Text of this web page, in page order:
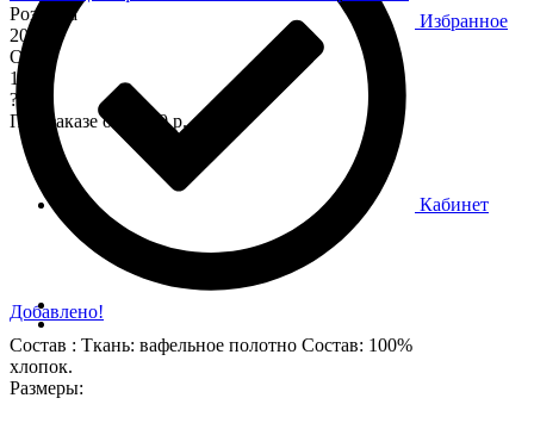
Добавлено!
Состав : Ткань: вафельное полотно Состав: 100%
хлопок.
Размеры:
Розница
200
Опт
170
?
При заказе от 7 000 р.
Избранное
Кабинет